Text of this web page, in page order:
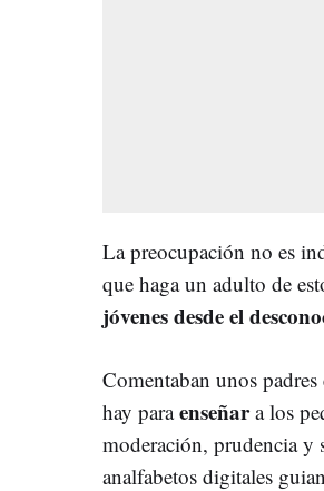
La preocupación no es
que haga un adulto de
jóvenes desde el
Comentaban unos
hay paraenseñara los
moderación, prudencia y
analfabetos digitales